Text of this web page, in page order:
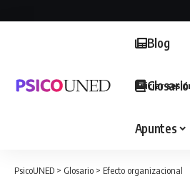
Blog
Glosario
Apuntes
Iniciar
PsicoUNED > Glosario > Efecto organizacional